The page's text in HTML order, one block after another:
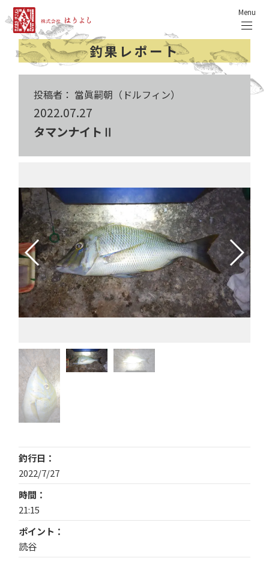
Menu
釣果レポート
投稿者： 當眞嗣朝（ドルフィン）
2022.07.27
タマンナイトⅡ
釣行日
2022/7/27
時間
21:15
ポイント
読谷